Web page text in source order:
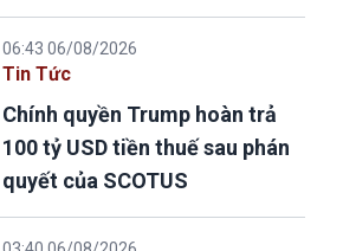
06:43 06/08/2026
Tin Tức
Chính quyền Trump hoàn trả
100 tỷ USD tiền thuế sau phán
quyết của SCOTUS